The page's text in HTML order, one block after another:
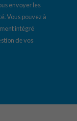
envoyer les
Vous pouvez à
intégré
de vos